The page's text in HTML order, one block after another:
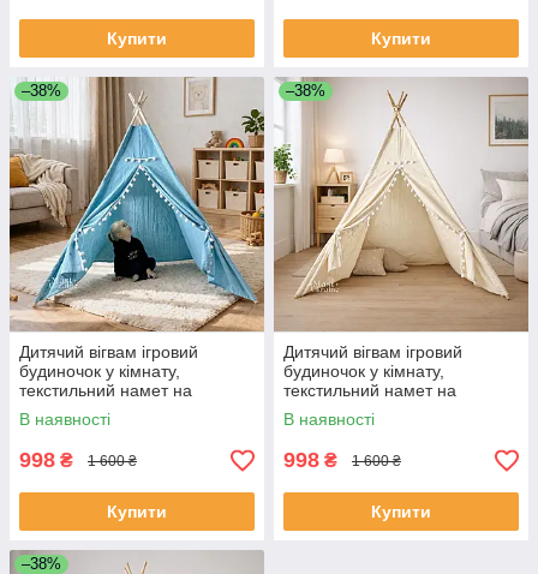
Купити Купити
–38%
Дитячий вігвам ігровий
будиночок у кімнату,
текстильний намет на
дерев’яному каркасі
Блакитний,VGVM-026-Blue
В наявності
998 ₴ 1 600 ₴
Купити
–38%
Дитячий вігвам ігровий
будиночок у кімнату,
текстильний намет на
дерев’яному каркасі
Бежовий,VGVM-026-Beige
В наявності
998 ₴ 1 600 ₴
Купити
–38%